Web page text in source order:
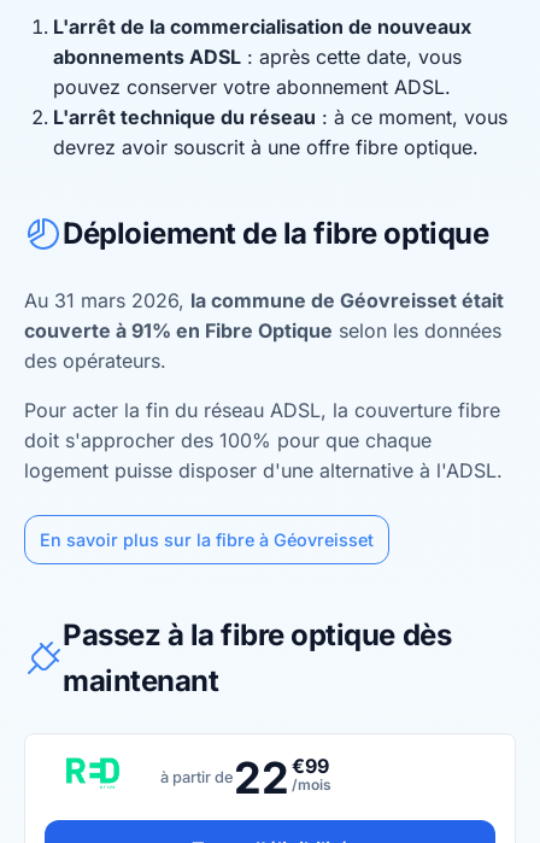
L'arrêt de la commercialisation de nouveaux
abonnements ADSL : après cette date, vous
pouvez conserver votre abonnement ADSL.
L'arrêt technique du réseau : à ce moment, vous
devrez avoir souscrit à une offre fibre optique.
Déploiement de la fibre optique
Au 31 mars 2026, la commune de Géovreisset était
couverte à 91% en Fibre Optique selon les données
des opérateurs.
Pour acter la fin du réseau ADSL, la couverture fibre
doit s'approcher des 100% pour que chaque
logement puisse disposer d'une alternative à l'ADSL.
En savoir plus sur la fibre à Géovreisset
Passez à la fibre optique dès
maintenant
à partir de 22 €99
/mois